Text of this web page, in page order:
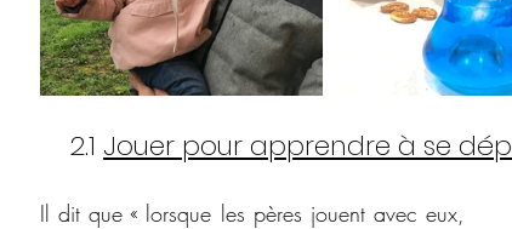
    2.1
Jouer pour apprendre à se
Il dit que « lorsque les pères jouent avec eux,